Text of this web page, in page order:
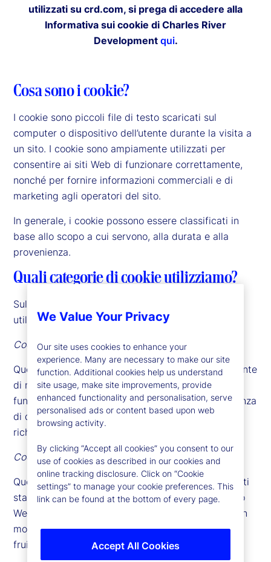
utilizzati su crd.com, si prega di accedere alla
Informativa sui cookie di Charles River
Development qui.
Cosa sono i cookie?
I cookie sono piccoli file di testo scaricati sul
computer o dispositivo dell’utente durante la visita a
un sito. I cookie sono ampiamente utilizzati per
consentire ai siti Web di funzionare correttamente,
nonché per fornire informazioni commerciali e di
marketing agli operatori del sito.
In generale, i cookie possono essere classificati in
base allo scopo a cui servono, alla durata e alla
provenienza.
Quali categorie di cookie utilizziamo?
Sul nostro sito
utilizziamo le seguenti quattro categorie di cookie.
Cookie strettamente necessari
Questi cookie sono essenziali per consentire all’utente
di navigare nel nostro sito Web e utilizzare le sue
funzioni, come l’accesso alle aree protette. In assenza
di questi cookie, non possiamo fornire i servizi
richiesti.
Cookie per l’analisi delle performance
Questi cookie vengono utilizzati per raccogliere dati
statistici su come i visitatori utilizzano il nostro sito
Web. Questo ci consente di ottenere informazioni in
modo da poter apportare miglioramenti alla sua
fruibilità.
We Value Your Privacy
Our site uses cookies to enhance your
experience. Many are necessary to make our site
function. Additional cookies help us understand
site usage, make site improvements, provide
enhanced functionality and personalisation, serve
personalised ads or content based upon web
browsing activity.
By clicking “Accept all cookies” you consent to our
use of cookies as described in our cookies and
online tracking disclosure. Click on “Cookie
settings” to manage your cookie preferences. This
link can be found at the bottom of every page.
Accept All Cookies